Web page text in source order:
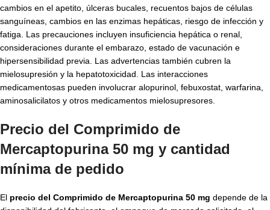
cambios en el apetito, úlceras bucales, recuentos bajos de células
sanguíneas, cambios en las enzimas hepáticas, riesgo de infección y
fatiga. Las precauciones incluyen insuficiencia hepática o renal,
consideraciones durante el embarazo, estado de vacunación e
hipersensibilidad previa. Las advertencias también cubren la
mielosupresión y la hepatotoxicidad. Las interacciones
medicamentosas pueden involucrar alopurinol, febuxostat, warfarina,
aminosalicilatos y otros medicamentos mielosupresores.
Precio del Comprimido de
Mercaptopurina 50 mg y cantidad
mínima de pedido
El precio del Comprimido de Mercaptopurina 50 mg depende de la